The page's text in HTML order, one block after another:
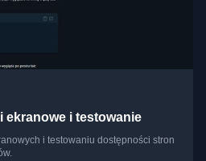
ekranowe i testowanie
i testowaniu dostępności stron